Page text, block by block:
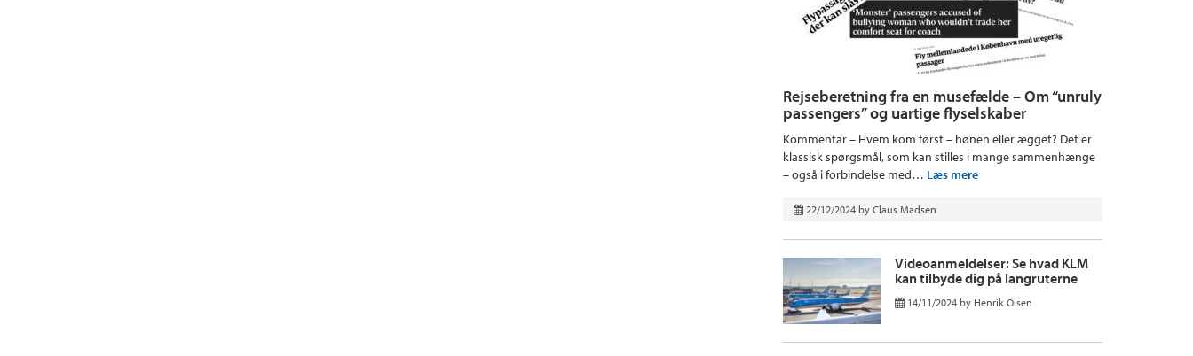
Rejseberetning fra en musefælde – Om “unruly
passengers” og uartige flyselskaber
Kommentar – Hvem kom først – hønen eller ægget? Det er
klassisk spørgsmål, som kan stilles i mange sammenhænge
– også i forbindelse med… Læs mere
22/12/2024 by Claus Madsen
Videoanmeldelser: Se hvad KLM
kan tilbyde dig på langruterne
14/11/2024 by Henrik Olsen